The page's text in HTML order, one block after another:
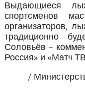
Выдающиеся
спортсменов
организаторов,
традиционно
Соловьёв –
Россия» и «Матч
/